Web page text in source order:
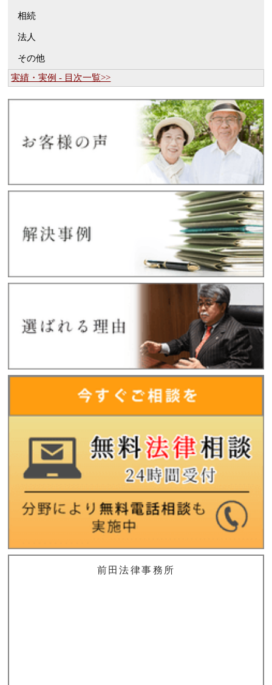
相続
法人
その他
実績・実例 - 目次一覧>>
前田法律事務所